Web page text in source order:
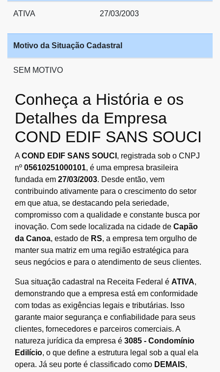
ATIVA 27/03/2003
Motivo da Situação Cadastral
SEM MOTIVO
Conheça a História e os
Detalhes da Empresa
COND EDIF SANS SOUCI
ACOND EDIF SANS SOUCI , registrada sob o CNPJ
nº 05610251000101, é uma empresa brasileira
fundada em 27/03/2003. Desde então, vem
contribuindo ativamente para o crescimento do setor
em que atua, se destacando pela seriedade,
compromisso com a qualidade e constante busca por
inovação. Com sede localizada na cidade de Capão
da Canoa, estado de RS, a empresa tem orgulho de
manter sua matriz em uma região estratégica para
seus negócios e para o atendimento de seus clientes.
Sua situação cadastral na Receita Federal é ATIVA,
demonstrando que a empresa está em conformidade
com todas as exigências legais e tributárias. Isso
garante maior segurança e confiabilidade para seus
clientes, fornecedores e parceiros comerciais. A
natureza jurídica da empresa é 3085 - Condomínio
Edilício, o que define a estrutura legal sob a qual ela
opera. Já seu porte é classificado como DEMAIS,